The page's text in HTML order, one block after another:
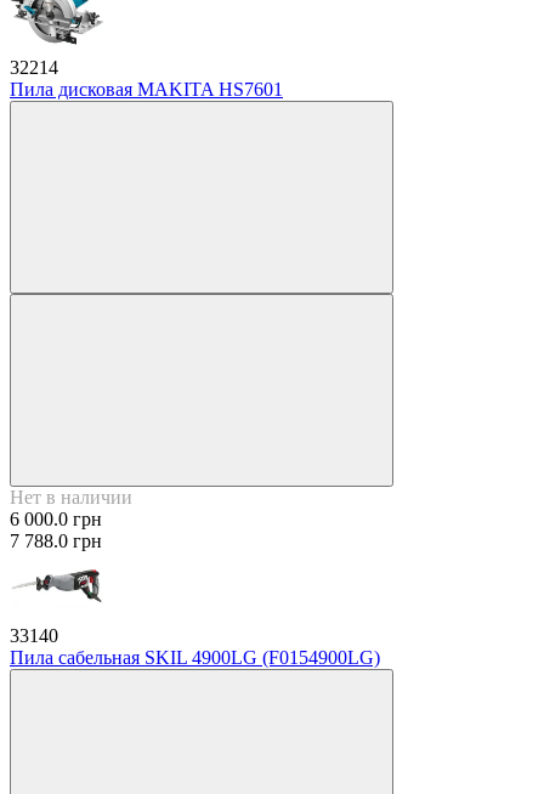
32214
Пила дисковая MAKITA HS7601
Нет в наличии
6 000.0 грн
7 788.0 грн
33140
Пила сабельная SKIL 4900LG (F0154900LG)